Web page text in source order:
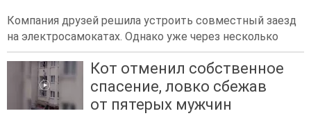
Компания друзей решила устроить совместный заезд
на электросамокатах. Однако уже через несколько
Кот отменил собственное
спасение, ловко сбежав
от пятерых мужчин